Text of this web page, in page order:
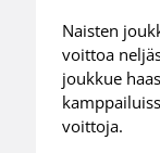
Naisten
voittoa
joukkue
voittoja.